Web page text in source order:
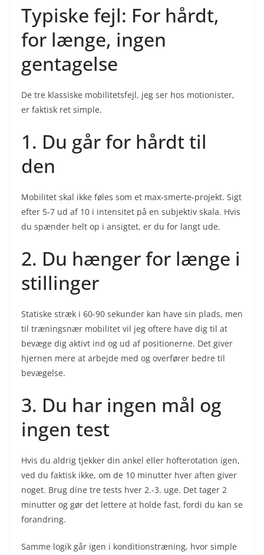
Typiske fejl: For hårdt,
for længe, ingen
gentagelse
De tre klassiske mobilitetsfejl, jeg ser hos motionister,
er faktisk ret simple.
1. Du går for hårdt til
den
Mobilitet skal ikke føles som et max-smerte-projekt. Sigt
efter 5-7 ud af 10 i intensitet på en subjektiv skala. Hvis
du spænder helt op i ansigtet, er du for langt ude.
2. Du hænger for længe i
stillinger
Statiske stræk i 60-90 sekunder kan have sin plads, men
til træningsnær mobilitet vil jeg oftere have dig til at
bevæge dig aktivt ind og ud af positionerne. Det giver
hjernen mere at arbejde med og overfører bedre til
bevægelse.
3. Du har ingen mål og
ingen test
Hvis du aldrig tjekker din ankel eller hofterotation igen,
ved du faktisk ikke, om de 10 minutter hver aften giver
noget. Brug dine tre tests hver 2.-3. uge. Det tager 2
minutter og gør det lettere at holde fast, fordi du kan se
forandring.
Samme logik går igen i konditionstræning, hvor simple